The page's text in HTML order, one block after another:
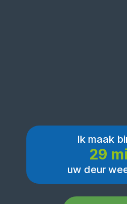
Ik maak
29
uw deur